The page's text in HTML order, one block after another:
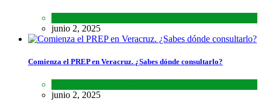
junio 2, 2025
Comienza el PREP en Veracruz. ¿Sabes dónde consultarlo?
junio 2, 2025